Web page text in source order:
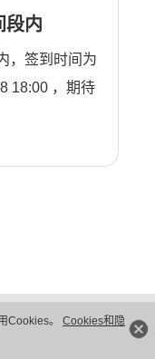
Cookies。 Cookies和隐
段内
，签到时间为
18:00 ，期待